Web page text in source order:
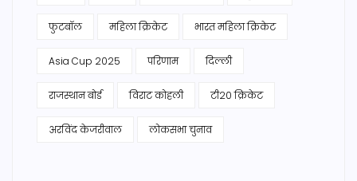
फुटबॉल महिला क्रिकेट भारत महिला क्रिकेट
Asia Cup 2025 परिणाम दिल्ली
राजस्थान बोर्ड विराट कोहली टी20 क्रिकेट
अरविंद केजरीवाल लोकसभा चुनाव